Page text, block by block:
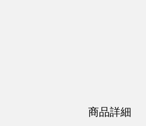
商品詳細